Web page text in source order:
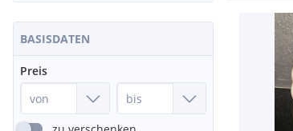
BASISDATEN
Preis